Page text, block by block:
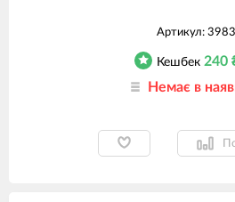
Артикул:
Кешбек 240
Немає в